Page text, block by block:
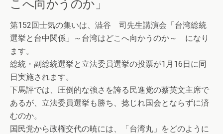
こへ向かうのか」
第152回士気の集いは、澁谷 司先生講演会「台湾総統
選挙と台中関係」～台湾はどこへ向かうのか～ になり
ます。
総統・副総統選挙と立法委員選挙の投票が1月16日に同
日実施されます。
下馬評では、圧倒的な強さを誇る民進党の蔡英文主席で
あるが、立法委員選挙も勝ち、捻じれ国会とならずに済
むのか。
国民党から政権交代の暁には、「台湾丸」をどのように